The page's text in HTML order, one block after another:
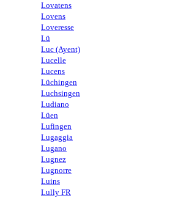
Lovatens
Lovens
Loveresse
Lü
Luc (Ayent)
Lucelle
Lucens
Lüchingen
Luchsingen
Ludiano
Lüen
Lufingen
Lugaggia
Lugano
Lugnez
Lugnorre
Luins
Lully FR